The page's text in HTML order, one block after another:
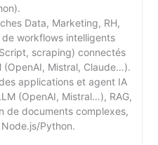
Data, Marketing, RH,
workflows intelligents
scraping) connectés
(OpenAI, Mistral, Claude…).
applications et agent IA
(OpenAI, Mistral…), RAG,
de documents complexes,
Python.